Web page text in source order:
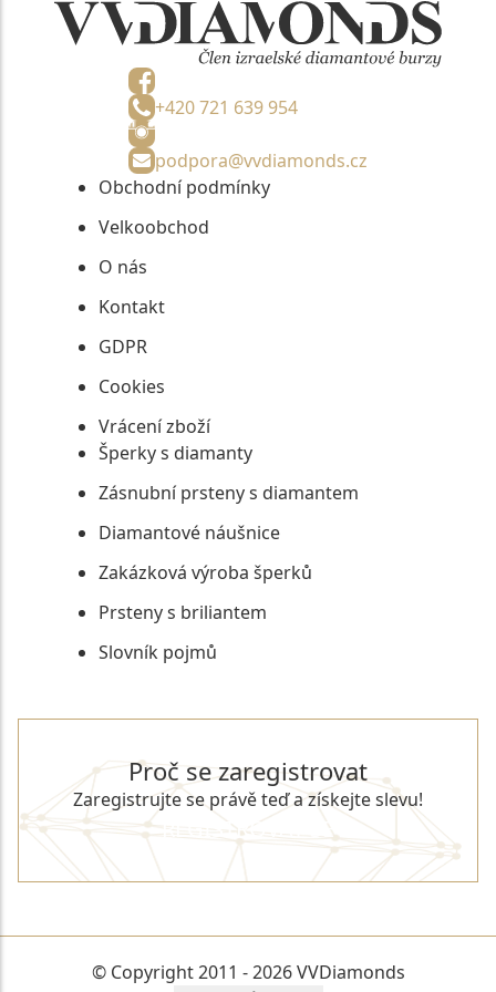
+420 721 639 954
podpora@vvdiamonds.cz
Obchodní podmínky
Velkoobchod
O nás
Kontakt
GDPR
Cookies
Vrácení zboží
Šperky s diamanty
Zásnubní prsteny s diamantem
Diamantové náušnice
Zakázková výroba šperků
Prsteny s briliantem
Slovník pojmů
Proč se zaregistrovat
Zaregistrujte se právě teď a získejte slevu!
REGISTROVAT SE
© Copyright 2011 - 2026 VVDiamonds